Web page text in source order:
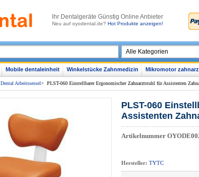
lhr Dentalgeräte Günstig Online Anbieter
Neu auf oyodental.de? Hot Produkte anzeigen!
Mobile dentaleinheit Winkelstücke Zahnmedizin Mikromotor
Dental Arbeitssessel> PLST-060 Einstellbarer Ergonomischer Zahnarztstuhl für Assistenten
PLST-060
Assistenten
Artikelnummer
Hersteller: TYTC